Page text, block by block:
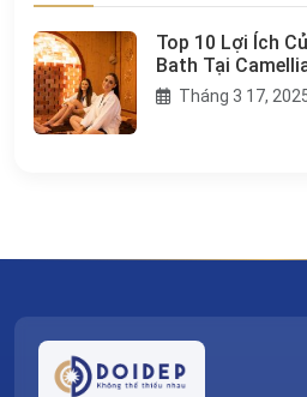
Top 10 Lợi Ích
Bath Tại
Tháng 3 17,